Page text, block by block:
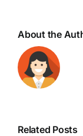
About the
Related Posts